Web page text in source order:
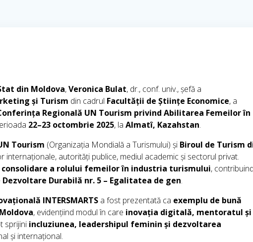
din Moldova,Veronica Bulat, dr., conf. univ., șefă a
și Turism din cadrul Facultății de Științe Economice, a
Regională UN Tourism privind Abilitarea Femeilor în
22–23 octombrie 2025, laAlmatî, Kazahstan.
Tourism (Organizația Mondială a Turismului) și Biroul de Turism
internaționale, autorități publice, mediul academic și sectorul privat.
a rolului femeilor în industria turismului,
Durabilă nr. 5 – Egalitatea de gen.
INTERSMARTS a fost prezentată ca exemplu de bună
, evidențiind modul în care inovația digitală, mentoratul și
sprijini incluziunea, leadershipul feminin și dezvoltarea
și internațional.